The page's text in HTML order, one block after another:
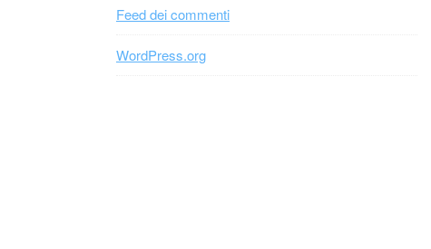
Feed dei commenti
WordPress.org